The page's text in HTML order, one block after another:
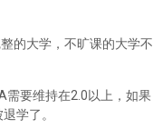
的大学，不旷课的大学不
需要维持在2.0以上，如果
学了。